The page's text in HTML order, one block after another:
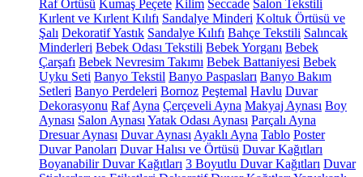
Raf Örtüsü Kumaş Peçete Kilim Seccade Salon Tekstili
Kırlent ve Kırlent Kılıfı Sandalye Minderi Koltuk Örtüsü ve
Şalı Dekoratif Yastık Sandalye Kılıfı Bahçe Tekstili Salıncak
Minderleri Bebek Odası Tekstili Bebek Yorganı Bebek
Çarşafı Bebek Nevresim Takımı Bebek Battaniyesi Bebek
Uyku Seti Banyo Tekstil Banyo Paspasları Banyo Bakım
Setleri Banyo Perdeleri Bornoz Peştemal Havlu Duvar
Dekorasyonu Raf Ayna Çerçeveli Ayna Makyaj Aynası Boy
Aynası Salon Aynası Yatak Odası Aynası Parçalı Ayna
Dresuar Aynası Duvar Aynası Ayaklı Ayna Tablo Poster
Duvar Panoları Duvar Halısı ve Örtüsü Duvar Kağıtları
Boyanabilir Duvar Kağıtları 3 Boyutlu Duvar Kağıtları Duvar